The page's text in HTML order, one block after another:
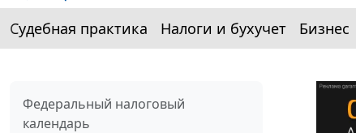
Судебная практика Налоги и бухучет Бизнес
Федеральный налоговый
календарь